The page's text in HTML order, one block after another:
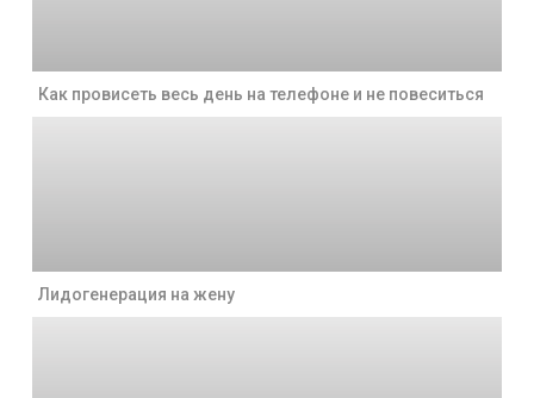
Как провисеть весь день на телефоне и не повеситься
Лидогенерация на жену